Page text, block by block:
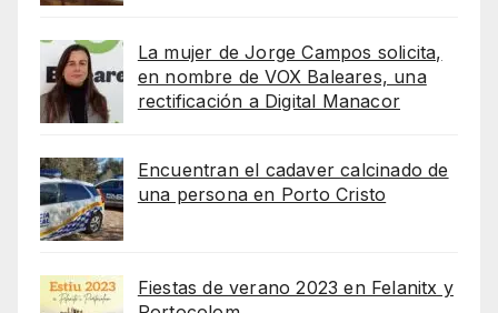
La mujer de Jorge Campos solicita,
en nombre de VOX Baleares, una
rectificación a Digital Manacor
Encuentran el cadaver calcinado de
una persona en Porto Cristo
Fiestas de verano 2023 en Felanitx y